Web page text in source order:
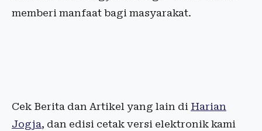
memberi manfaat bagi masyarakat.
Cek Berita dan Artikel yang lain di Harian
Jogja, dan edisi cetak versi elektronik kami